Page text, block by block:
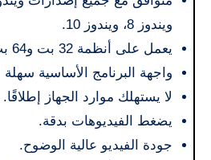
ويندوز 8، ويندوز 10.
يعمل على أنظمة 32 بت و64 بت.
واجهة البرنامج الأساسية سهلة
لا يستهلك موارد الجهاز إطلاقًا.
يضغط الفيديوهات بدقة.
جودة الفيديو عالية الوضوح.